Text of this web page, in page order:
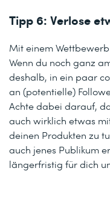
Tipp 6: Verlose
Mit einem
Wenn du noch ganz
deshalb, in ein paar
an (potentielle)
Achte dabei darauf,
auch wirklich etwas
deinen Produkten zu
auch jenes Publikum
längerfristig für dich